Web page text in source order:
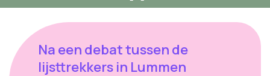
Na een debat tussen de
lijsttrekkers in Lummen